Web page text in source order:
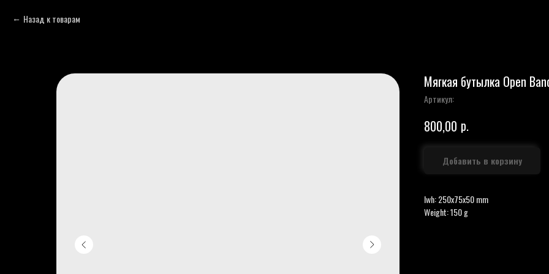
Назад к товарам
Мягкая бутылка Open
Артикул:
800,00 р.
Добавить в корзину
lwh: 250x75x50 mm
Weight: 150 g